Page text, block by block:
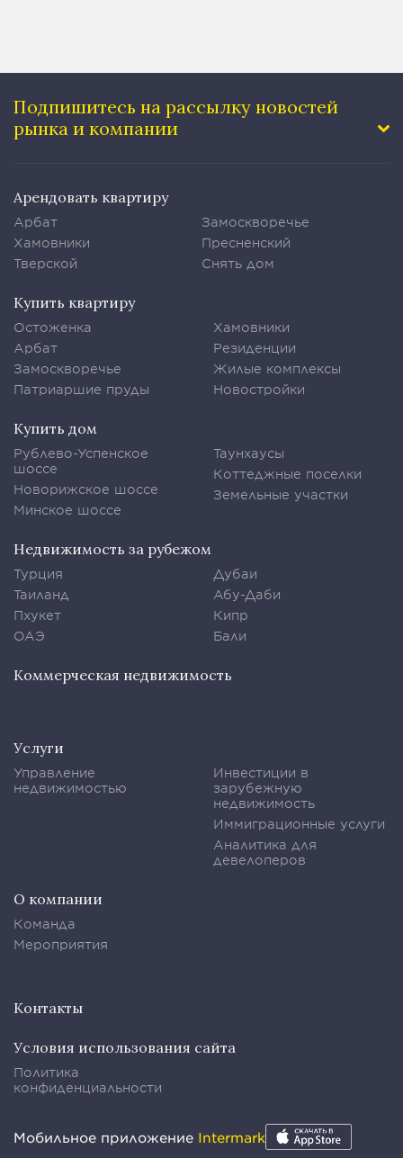
Подпишитесь на рассылку новостей
рынка и компании
Арендовать квартиру
Арбат
Хамовники
Тверской
Замоскворечье
Пресненский
Снять дом
Купить квартиру
Остоженка
Арбат
Замоскворечье
Патриаршие пруды
Хамовники
Резиденции
Жилые комплексы
Новостройки
Купить дом
Рублево-Успенское
шоссе
Новорижское шоссе
Минское шоссе
Таунхаусы
Коттеджные поселки
Земельные участки
Недвижимость за рубежом
Турция
Таиланд
Пхукет
ОАЭ
Дубаи
Абу-Даби
Кипр
Бали
Коммерческая недвижимость
Услуги
Управление
недвижимостью
Инвестиции в
зарубежную
недвижимость
Иммиграционные услуги
Аналитика для
девелоперов
О компании
Команда
Мероприятия
Контакты
Условия использования сайта
Политика
конфиденциальности
Мобильное приложение Intermark